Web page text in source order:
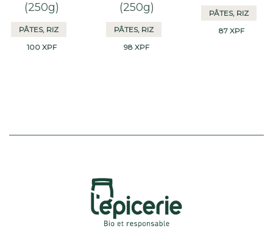
(250g)
PÂTES, RIZ
100 XPF
(250g)
PÂTES, RIZ
98 XPF
PÂTES, RIZ
87 XPF